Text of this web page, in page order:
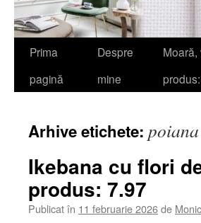
Sari
Prima
pagină
Despre
mine
Moară,
Arhive etichete: poiana
Ikebana cu flori
produs: 7.97
Publicat în 11 februarie 2026de